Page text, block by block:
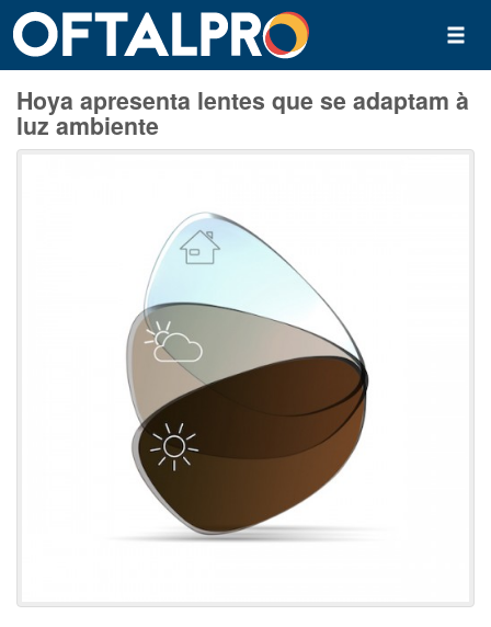
Hoya apresenta lentes que se adaptam à
luz ambiente